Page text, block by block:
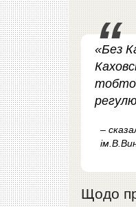
«Без
тобто
–
Щодо